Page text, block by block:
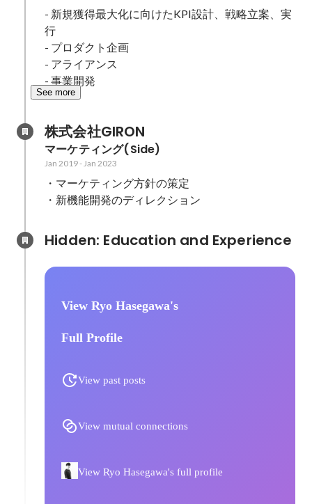
- 新規獲得最大化に向けたKPI設計、戦略立案、実
行
- プロダクト企画
- アライアンス
- 事業開発
See more
株式会社GIRON
マーケティング(Side)
Jan 2019-Jan 2023
・マーケティング方針の策定
・新機能開発のディレクション
View Ryo Hasegawa's
Full Profile
View past posts
View mutual connections
View Ryo Hasegawa's full profile